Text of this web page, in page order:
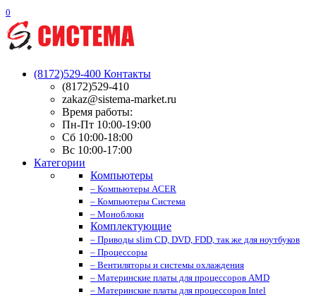
0
(8172)529-400 Контакты
(8172)529-410
zakaz@sistema-market.ru
Время работы:
Пн-Пт 10:00-19:00
Сб 10:00-18:00
Вс 10:00-17:00
Категории
Компьютеры
– Компьютеры ACER
– Компьютеры Система
– Моноблоки
Комплектующие
– Приводы slim CD, DVD, FDD, так же для ноутбуков
– Процессоры
– Вентиляторы и системы охлаждения
– Материнские платы для процессоров AMD
– Материнские платы для процессоров Intel